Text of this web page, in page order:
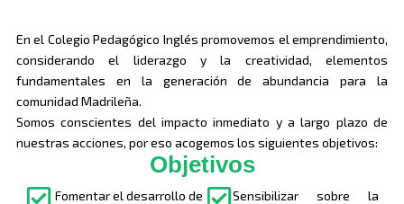
En el Colegio Pedagógico Inglés promovemos el emprendimiento,
considerando el liderazgo y la creatividad, elementos
fundamentales en la generación de abundancia para la
comunidad Madrileña.
Somos conscientes del impacto inmediato y a largo plazo de
nuestras acciones, por eso acogemos los siguientes objetivos:
Objetivos
Fomentar el desarrollo de
Sensibilizar sobre la